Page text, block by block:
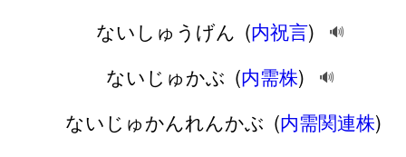
ないしゅうげん (内祝言) 🔊
ないじゅかぶ (内需株) 🔊
ないじゅかんれんかぶ (内需関連株)